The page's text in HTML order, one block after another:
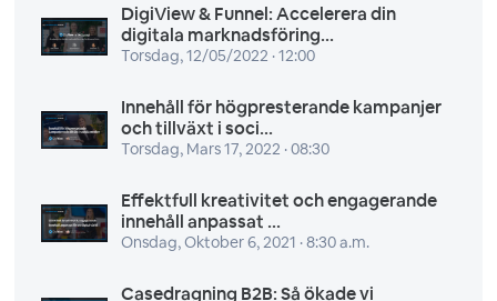
DigiView & Funnel: Accelerera din
digitala marknadsföring...
Torsdag, 12/05/2022 · 12:00
Innehåll för högpresterande kampanjer
och tillväxt i soci...
Torsdag, Mars 17, 2022 · 08:30
Effektfull kreativitet och engagerande
innehåll anpassat ...
Onsdag, Oktober 6, 2021 · 8:30 a.m.
Casedragning B2B: Så ökade vi